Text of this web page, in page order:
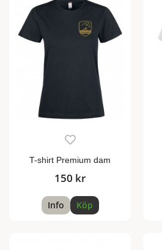
T-shirt Premium dam
150 kr
Info Köp